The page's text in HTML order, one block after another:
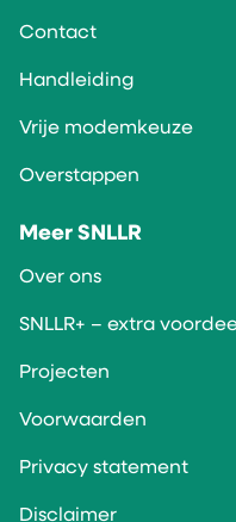
Contact
Handleiding
Vrije modemkeuze
Overstappen
Meer SNLLR
Over ons
SNLLR+ – extra
Projecten
Voorwaarden
Privacy statement
Disclaimer